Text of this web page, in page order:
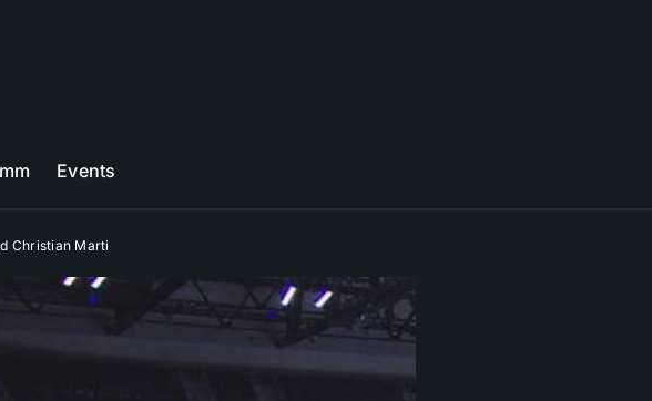
Events
Christian Marti